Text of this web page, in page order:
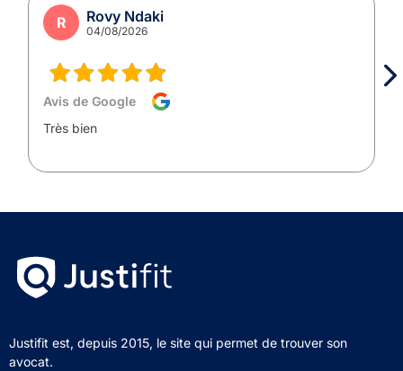
R Rovy Ndaki
04/08/2026
Avis de Google
Très bien
Justifit est, depuis 2015, le site qui permet de trouver son
avocat.